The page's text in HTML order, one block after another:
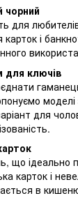
чорний
для
і
для ключів
моделі
для
що ідеально
карток і
в